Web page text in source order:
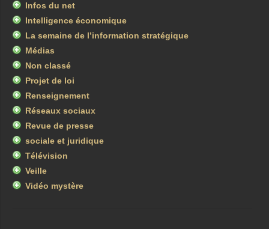
Infos du net
Intelligence économique
La semaine de l’information stratégique
Médias
Non classé
Projet de loi
Renseignement
Réseaux sociaux
Revue de presse
sociale et juridique
Télévision
Veille
Vidéo mystère